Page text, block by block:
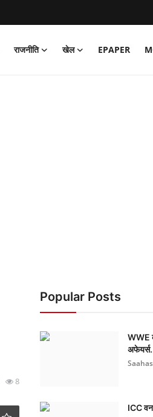
राजनीति खेल EPAPER
8
Popular Posts
WWE
ICC